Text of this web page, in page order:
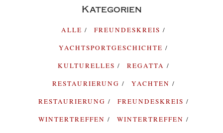
Kategorien
ALLE
FREUNDESKREIS
YACHTSPORTGESCHICHTE
KULTURELLES
REGATTA
RESTAURIERUNG
YACHTEN
RESTAURIERUNG
FREUNDESKREIS
WINTERTREFFEN
WINTERTREFFEN